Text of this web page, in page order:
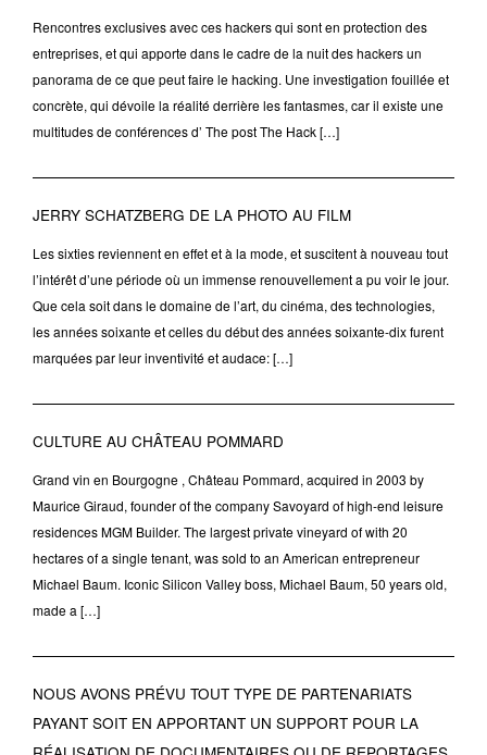
Rencontres exclusives avec ces hackers qui sont en protection des
entreprises, et qui apporte dans le cadre de la nuit des hackers un
panorama de ce que peut faire le hacking. Une investigation fouillée et
concrète, qui dévoile la réalité derrière les fantasmes, car il existe une
multitudes de conférences d’ The post The Hack […]
JERRY SCHATZBERG DE LA PHOTO AU FILM
Les sixties reviennent en effet et à la mode, et suscitent à nouveau tout
l’intérêt d’une période où un immense renouvellement a pu voir le jour.
Que cela soit dans le domaine de l’art, du cinéma, des technologies,
les années soixante et celles du début des années soixante-dix furent
marquées par leur inventivité et audace: […]
CULTURE AU CHÂTEAU POMMARD
Grand vin en Bourgogne , Château Pommard, acquired in 2003 by
Maurice Giraud, founder of the company Savoyard of high-end leisure
residences MGM Builder. The largest private vineyard of with 20
hectares of a single tenant, was sold to an American entrepreneur
Michael Baum. Iconic Silicon Valley boss, Michael Baum, 50 years old,
made a […]
NOUS AVONS PRÉVU TOUT TYPE DE PARTENARIATS
PAYANT SOIT EN APPORTANT UN SUPPORT POUR LA